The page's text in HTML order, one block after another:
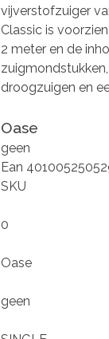
vijverstofzuiger
Classic is
2 meter en de
droogzuigen en
Oase
geen
Ean
SKU
0
Oase
geen